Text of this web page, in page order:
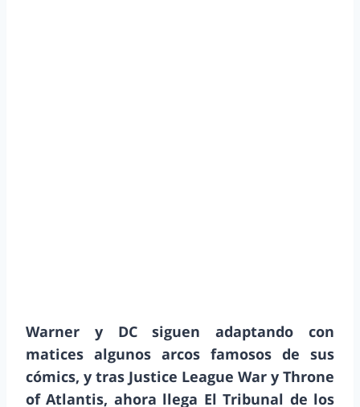
Warner y DC siguen adaptando con
matices algunos arcos famosos de sus
cómics, y tras Justice League War y Throne
of Atlantis, ahora llega El Tribunal de los